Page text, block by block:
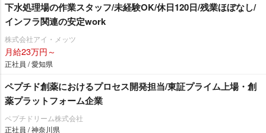
下水処理場の作業スタッフ/未経験OK/休日120日/残業ほぼなし/
インフラ関連の安定work
株式会社アイ・メッツ
月給23万円～
正社員 / 愛知県
ペプチド創薬におけるプロセス開発担当/東証プライム上場・創
薬プラットフォーム企業
ペプチドリーム株式会社
正社員 / 神奈川県